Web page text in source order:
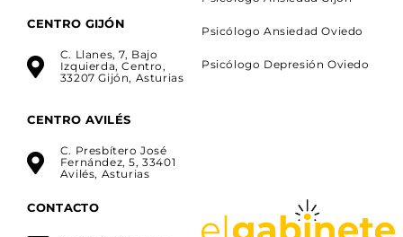
CENTRO GIJÓN
C. Llanes, 7, Bajo
Izquierda, Centro,
33207 Gijón, Asturias
CENTRO AVILÉS
C. Presbítero José
Fernández, 5, 33401
Avilés, Asturias
Psicólogo Ansiedad Oviedo
Psicólogo Depresión Oviedo
CONTACTO